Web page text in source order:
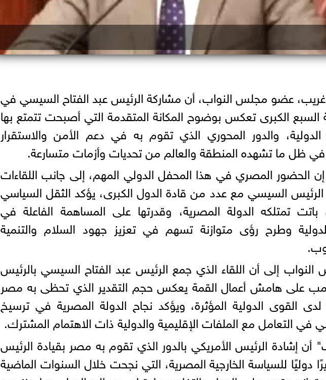
غريب، عضو مجلس النواب، أن مشاركة الرئيس عبد الفتاح السيسي في
الكبرى تعكس بوضوح المكانة المتقدمة التي أصبحت تتمتع بها
والدور المحوري الذي تقوم به في دعم الأمن والاستقرار
في ظل ما تشهده المنطقة والعالم من تحديات وأزمات متسارعة.
الحضور المصري في هذا المحفل الدولي المهم، إلى جانب اللقاءات
الرئيس السيسي مع عدد من قادة الدول الكبرى، يؤكد الثقل السياسي
باتت تمتلكه الدولة المصرية، وقدرتها على المساهمة الفاعلة في
وطرح رؤى متوازنة تسهم في تعزيز جهود السلام والتنمية
إلى أن اللقاء الذي جمع الرئيس عبد الفتاح السيسي بالرئيس
على هامش أعمال القمة يعكس حجم التقدير الذي تحظى به مصر
لدى القوى الدولية المؤثرة، ويؤكد نجاح الدولة المصرية في ترسيخ
التعامل مع الملفات الإقليمية والدولية ذات الاهتمام المشترك.
إشادة الرئيس الأمريكي بالدور الذي تقوم به مصر بقيادة الرئيس
دوليًا للسياسة الخارجية المصرية، التي نجحت خلال السنوات الماضية